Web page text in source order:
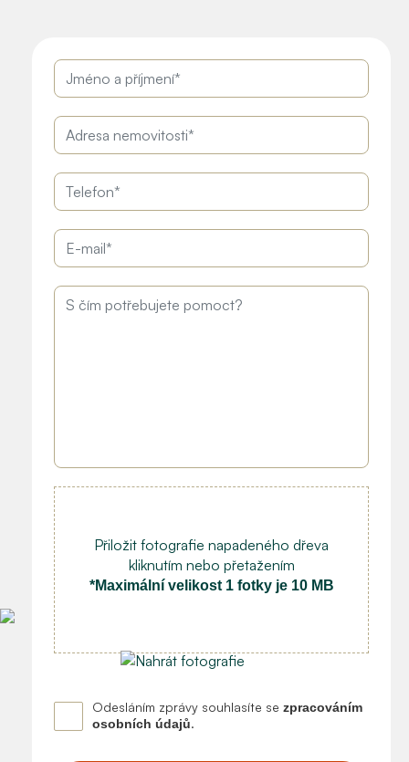
Přiložit fotografie napadeného dřeva
kliknutím nebo přetažením
*Maximální velikost 1 fotky je 10 MB
Odesláním zprávy souhlasíte se zpracováním
osobních údajů.